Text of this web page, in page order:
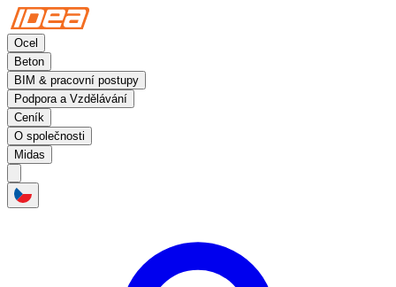
Ocel
Beton
BIM & pracovní postupy
Podpora a Vzdělávání
Ceník
O společnosti
Midas